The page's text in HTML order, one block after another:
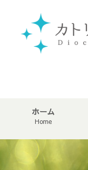
ホーム
Home